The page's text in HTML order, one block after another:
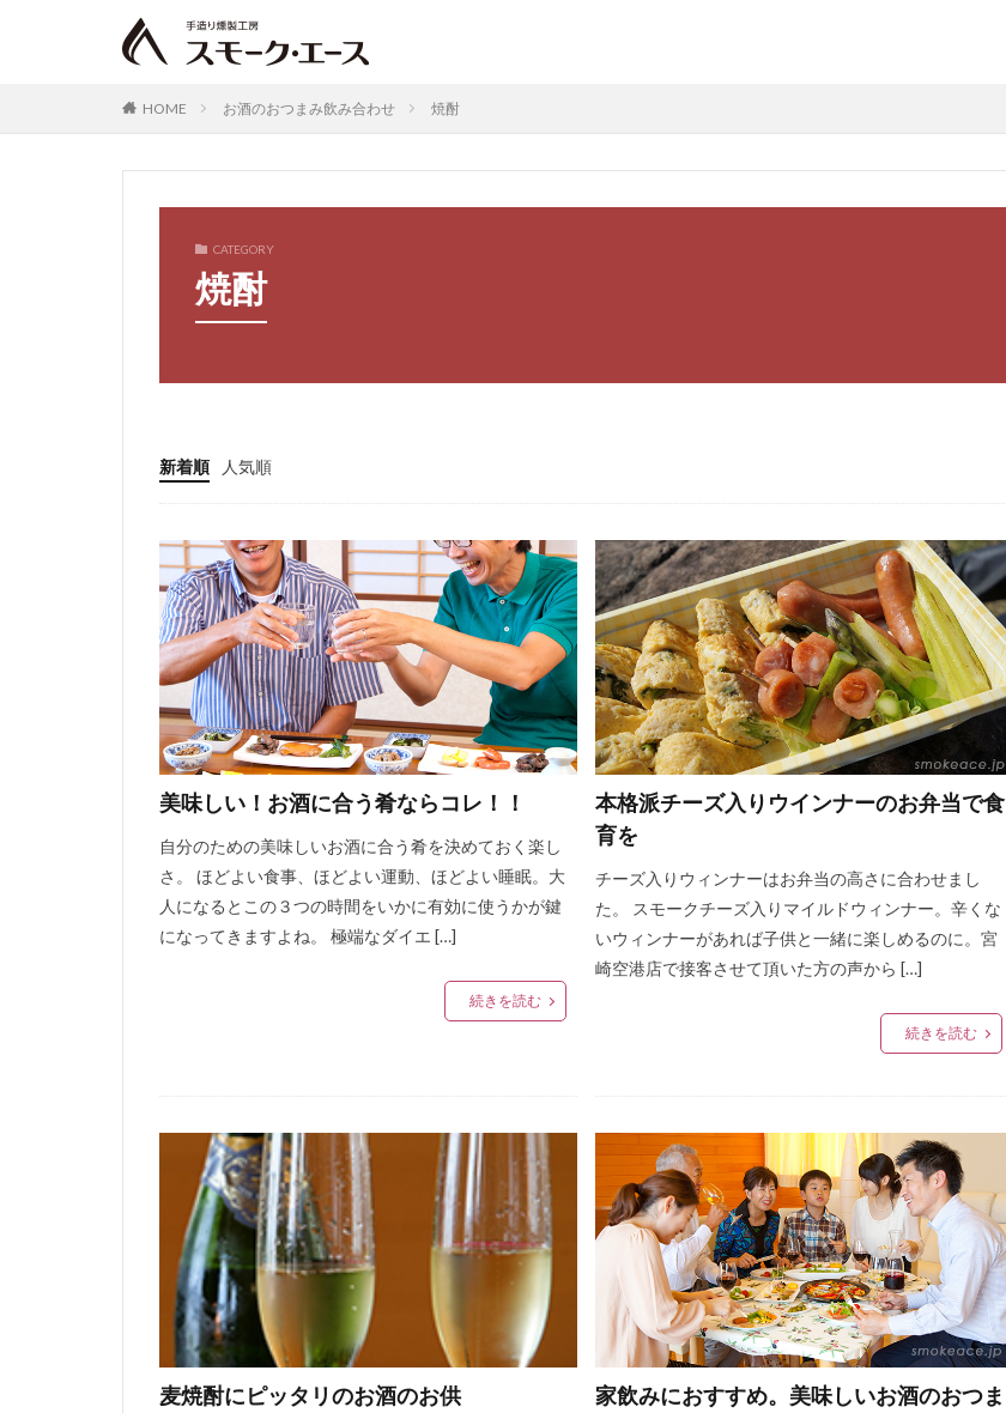
HOME お酒のおつまみ飲み合わせ 焼酎
CATEGORY
焼酎
新着順 人気順
美味しい！お酒に合う肴ならコレ！！
自分のための美味しいお酒に合う肴を決めておく楽し
さ。 ほどよい食事、ほどよい運動、ほどよい睡眠。大
人になるとこの３つの時間をいかに有効に使うかが鍵
になってきますよね。 極端なダイエ […]
続きを読む
本格派チーズ入りウインナーのお弁当で食
育を
チーズ入りウィンナーはお弁当の高さに合わせまし
た。 スモークチーズ入りマイルドウィンナー。辛くな
いウィンナーがあれば子供と一緒に楽しめるのに。宮
崎空港店で接客させて頂いた方の声から […]
続きを読む
麦焼酎にピッタリのお酒のお供
家飲みにおすすめ。美味しいお酒のおつま